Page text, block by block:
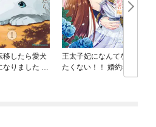
移したら愛犬
なりました ～
王太子妃になんてなり
たくない！！ 婚約者編